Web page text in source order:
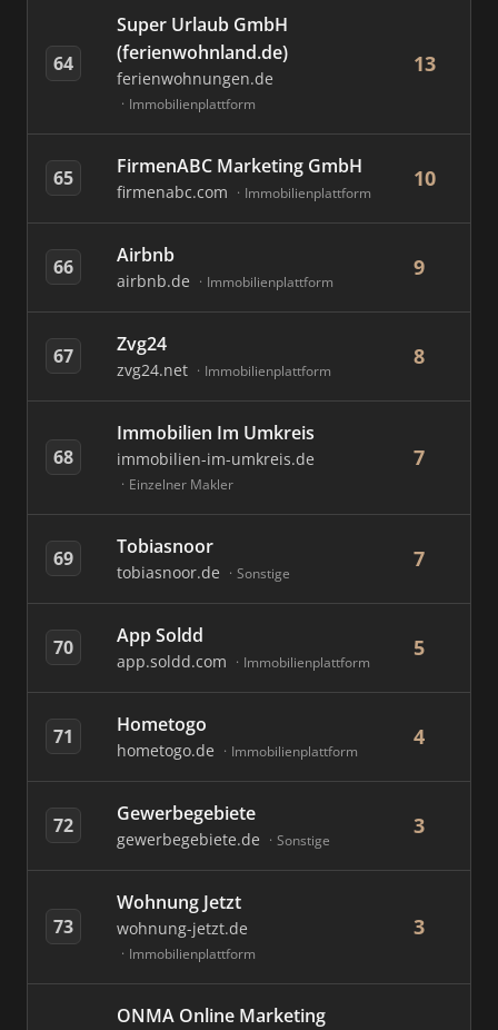
64
Super Urlaub GmbH
(ferienwohnland.de)
ferienwohnungen.de
Immobilienplattform
13
65 FirmenABC Marketing GmbH
firmenabc.com Immobilienplattform
10
66 Airbnb
airbnb.de Immobilienplattform
9
67 Zvg24
zvg24.net Immobilienplattform
8
68
Immobilien Im Umkreis
immobilien-im-umkreis.de
Einzelner Makler
7
69 Tobiasnoor
tobiasnoor.de Sonstige
7
70 App Soldd
app.soldd.com Immobilienplattform
5
71 Hometogo
hometogo.de Immobilienplattform
4
72 Gewerbegebiete
gewerbegebiete.de Sonstige
3
73
Wohnung Jetzt
wohnung-jetzt.de
Immobilienplattform
3
ONMA Online Marketing